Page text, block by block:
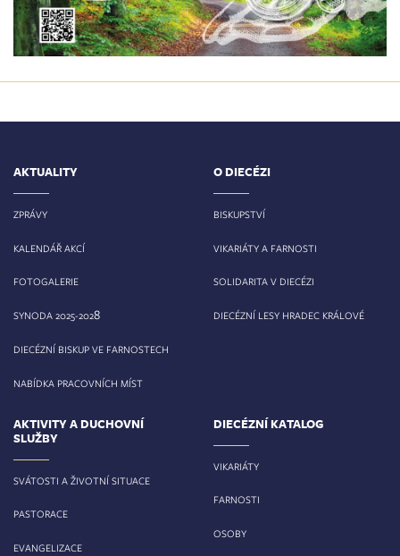
AKTUALITY
ZPRÁVY
KALENDÁŘ AKCÍ
FOTOGALERIE
SYNODA 2025-2028
DIECÉZNÍ BISKUP VE FARNOSTECH
NABÍDKA PRACOVNÍCH MÍST
O DIECÉZI
BISKUPSTVÍ
VIKARIÁTY A FARNOSTI
SOLIDARITA V DIECÉZI
DIECÉZNÍ LESY HRADEC KRÁLOVÉ
AKTIVITY A DUCHOVNÍ
SLUŽBY
SVÁTOSTI A ŽIVOTNÍ SITUACE
PASTORACE
EVANGELIZACE
DIECÉZNÍ KATALOG
VIKARIÁTY
FARNOSTI
OSOBY